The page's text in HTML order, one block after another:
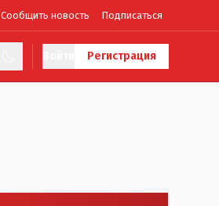
Сообщить новость Подписаться
Регистрация